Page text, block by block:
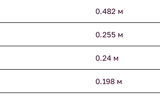
0.482 м
0.255 м
0.24 м
0.198 м